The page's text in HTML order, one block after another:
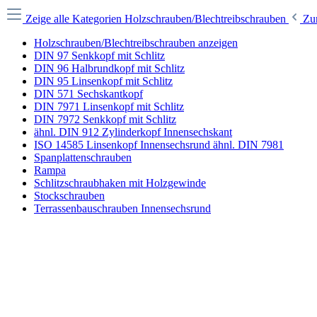
Zeige alle Kategorien Holzschrauben/Blechtreibschrauben
Holzschrauben/Blechtreibschrauben anzeigen
DIN 97 Senkkopf mit Schlitz
DIN 96 Halbrundkopf mit Schlitz
DIN 95 Linsenkopf mit Schlitz
DIN 571 Sechskantkopf
DIN 7971 Linsenkopf mit Schlitz
DIN 7972 Senkkopf mit Schlitz
ähnl. DIN 912 Zylinderkopf Innensechskant
ISO 14585 Linsenkopf Innensechsrund ähnl. DIN 7981
Spanplattenschrauben
Rampa
Schlitzschraubhaken mit Holzgewinde
Stockschrauben
Terrassenbauschrauben Innensechsrund